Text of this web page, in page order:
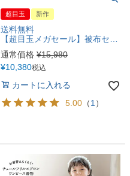
超目玉 新作
送料無料
【超目玉メガセール】被布セット 3歳女の子 七五三 753 三歳 花柄織入り花柄生地着物ワンピース＆同柄被布セット 和装 雛祭り 前撮り ピンク 白 朱 水色 ライラック 90 100 背中ファスナー 花柄 猫柄 古典柄 キャサリンコテージ TAK
通常価格 ¥15,980
¥10,380税込
カートに入れる
5.00 （1）